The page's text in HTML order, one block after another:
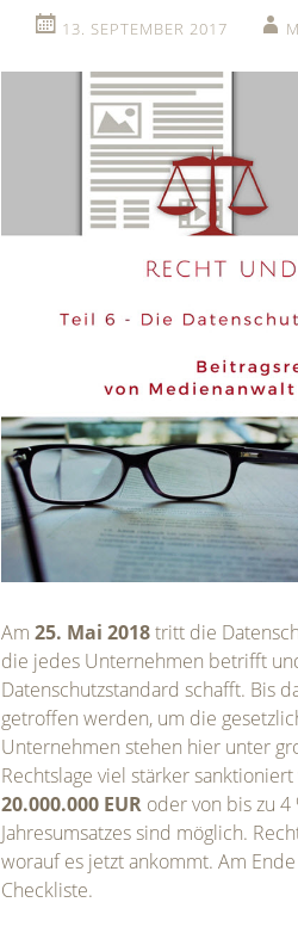
13. SEPTEMBER 2017
Am25. Mai 2018tritt die
die jedes Unternehmen betrifft
Datenschutzstandard schafft. Bis
getroffen werden, um die
Unternehmen stehen hier unter
Rechtslage viel stärker
20.000.000 EUR oder von bis zu
Jahresumsatzes sind möglich.
worauf es jetzt ankommt. Am
Checkliste.